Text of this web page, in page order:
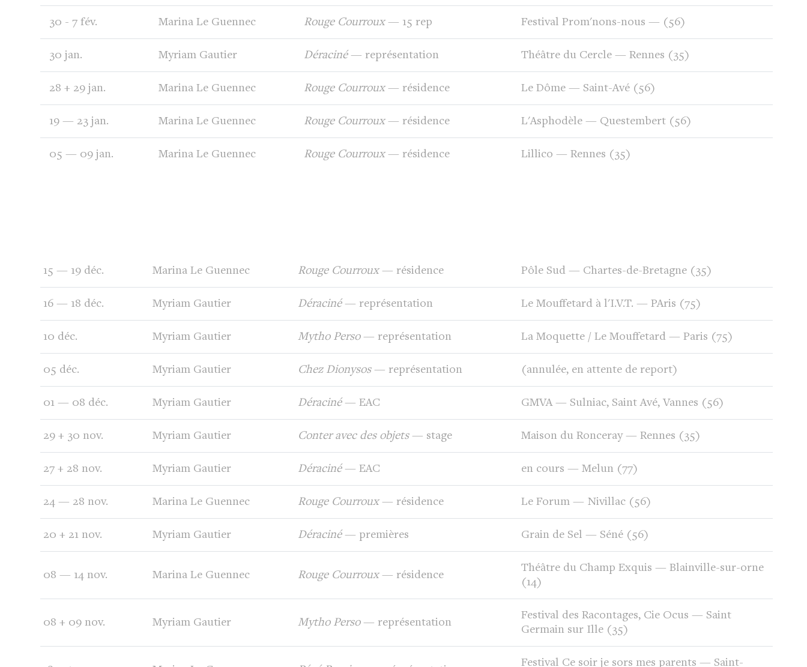
30 - 7 fév. Marina Le Guennec Rouge Courroux— 15 rep Festival Prom'nons-nous — (56)
30 jan. Myriam Gautier Déraciné— représentation Théâtre du Cercle — Rennes (35)
28 + 29 jan. Marina Le Guennec Rouge Courroux— résidence Le Dôme — Saint-Avé (56)
19 — 23 jan. Marina Le Guennec Rouge Courroux— résidence L'Asphodèle — Questembert (56)
05 — 09 jan. Marina Le Guennec Rouge Courroux— résidence Lillico — Rennes (35)
15 — 19 déc. Marina Le Guennec Rouge Courroux— résidence Pôle Sud — Chartes-de-Bretagne (35)
16 — 18 déc. Myriam Gautier Déraciné— représentation Le Mouffetard à l'I.V.T. — PAris (75)
10 déc. Myriam Gautier Mytho Perso— représentation La Moquette / Le Mouffetard — Paris (75)
05 déc. Myriam Gautier Chez Dionysos— représentation (annulée, en attente de report)
01 — 08 déc. Myriam Gautier Déraciné— EAC GMVA — Sulniac, Saint Avé, Vannes (56)
29 + 30 nov. Myriam Gautier Conter avec des objets— stage Maison du Ronceray — Rennes (35)
27 + 28 nov. Myriam Gautier Déraciné— EAC en cours — Melun (77)
24 — 28 nov. Marina Le Guennec Rouge Courroux— résidence Le Forum — Nivillac (56)
20 + 21 nov. Myriam Gautier Déraciné— premières Grain de Sel — Séné (56)
08 — 14 nov. Marina Le Guennec Rouge Courroux— résidence
Théâtre du Champ Exquis — Blainville-sur-orne
(14)
08 + 09 nov. Myriam Gautier Mytho Perso— représentation
Festival des Racontages, Cie Ocus — Saint
Germain sur Ille (35)
Festival Ce soir je sors mes parents — Saint-